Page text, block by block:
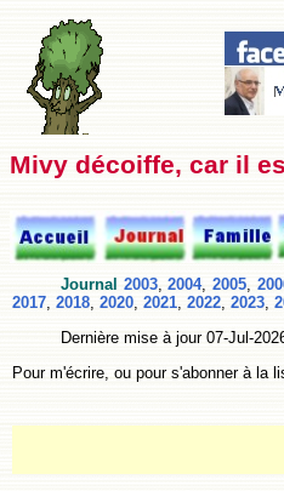
Mivy décoiffe, car il
Journal 2003,2004,2005,
2017, 2018, 2020, 2021, 2022, 2023,
Dernière mise à jour 07-Jul-
Pour m'écrire, ou pour s'abonner à la